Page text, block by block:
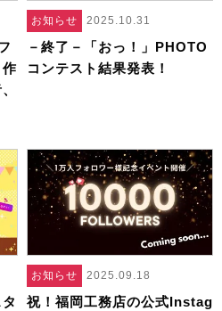
お知らせ 2025.10.31
－終了－「おっ！」PHOTO
コンテスト結果発表！
お知らせ 2025.09.18
祝！福岡工務店の公式Instag